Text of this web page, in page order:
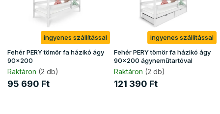
i
s
t
á
ingyenes szállítással
Fehér PERY tömör fa házikó ágy
90x200
Raktáron (2 db)
95 690 Ft
ingyenes szállítással
Fehér PERY tömör fa házikó ágy
90x200 ágyneműtartóval
Raktáron (2 db)
121 390 Ft